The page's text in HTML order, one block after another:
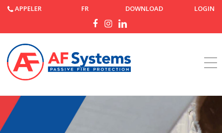
APPELER FR DOWNLOAD LOGIN
Accueil